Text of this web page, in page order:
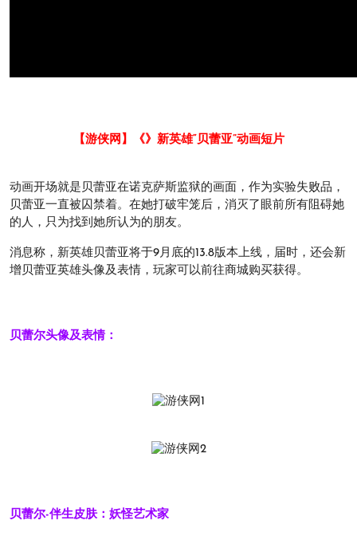
【游侠网】《》新英雄“贝蕾亚”动画短片
动画开场就是贝蕾亚在诺克萨斯监狱的画面，作为实验失败品，
贝蕾亚一直被囚禁着。在她打破牢笼后，消灭了眼前所有阻碍她
的人，只为找到她所认为的朋友。
消息称，新英雄贝蕾亚将于9月底的13.8版本上线，届时，还会新
增贝蕾亚英雄头像及表情，玩家可以前往商城购买获得。
贝蕾尔头像及表情：
贝蕾尔-伴生皮肤：妖怪艺术家